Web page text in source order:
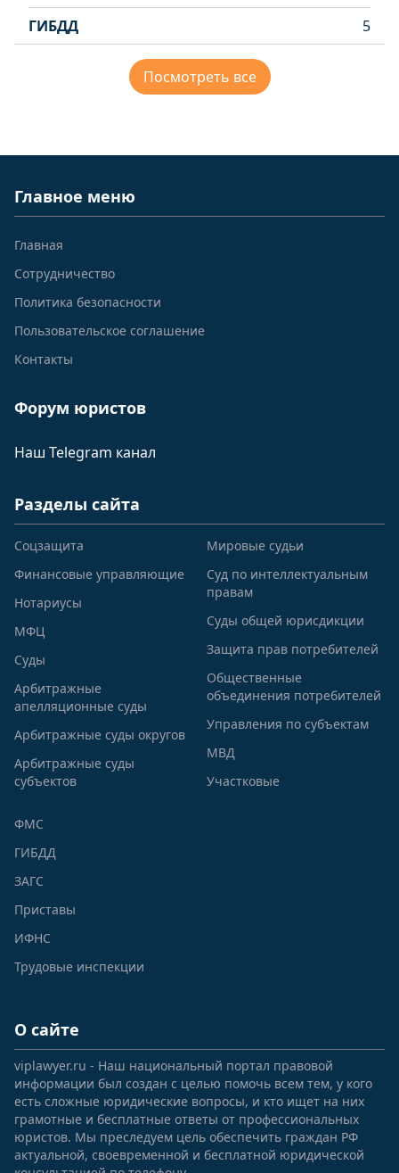
ГИБДД
5
Посмотреть все
Главное меню
Главная
Сотрудничество
Политика безопасности
Пользовательское соглашение
Контакты
Форум юристов
Наш Telegram канал
Разделы сайта
Соцзащита
Финансовые управляющие
Нотариусы
МФЦ
Суды
Арбитражные
апелляционные суды
Арбитражные суды округов
Арбитражные суды
субъектов
Мировые судьи
Суд по интеллектуальным
правам
Суды общей юрисдикции
Защита прав потребителей
Общественные
объединения потребителей
Управления по субъектам
МВД
Участковые
ФМС
ГИБДД
ЗАГС
Приставы
ИФНС
Трудовые инспекции
О сайте
viplawyer.ru - Наш национальный портал правовой
информации был создан с целью помочь всем тем, у кого
есть сложные юридические вопросы, и кто ищет на них
грамотные и бесплатные ответы от профессиональных
юристов. Мы преследуем цель обеспечить граждан РФ
актуальной, своевременной и бесплатной юридической